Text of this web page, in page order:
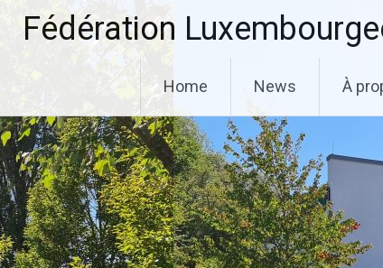
Fédération
Home News À